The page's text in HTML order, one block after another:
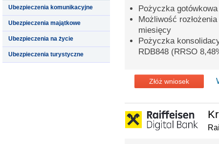
Ubezpieczenia komunikacyjne
Ubezpieczenia majątkowe
Ubezpieczenia na życie
Ubezpieczenia turystyczne
Pożyczka gotówkowa
Możliwość
miesięcy
Pożyczka
RDB848 (RRSO
Złóż wniosek